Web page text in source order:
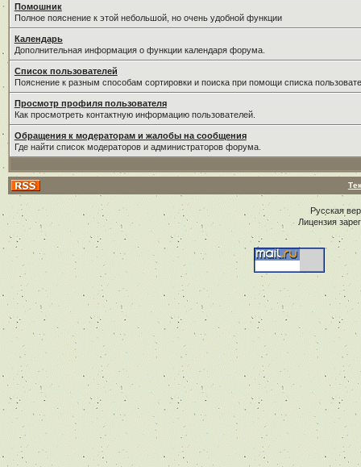
Помошник
Полное пояснение к этой небольшой, но очень удобной функции
Календарь
Дополнительная информация о функции календаря форума.
Список пользователей
Пояснение к разным способам сортировки и поиска при помощи списка
Просмотр профиля пользователя
Как просмотреть контактную информацию пользователей.
Обращения к модераторам и жалобы на сообщения
Где найти список модераторов и администраторов форума.
Русская
Лицензия